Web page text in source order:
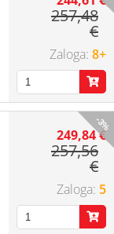
257,48
€
8+
-3%
249,84 €
257,56
€
5